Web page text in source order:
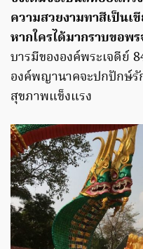
ความสวยงามทาสีเป็นเ
หากใครได้มากราบขอพ
บารมีขององค์พระเจดีย์
องค์พญานาคจะปกปักษ์
สุขภาพแข็งแรง